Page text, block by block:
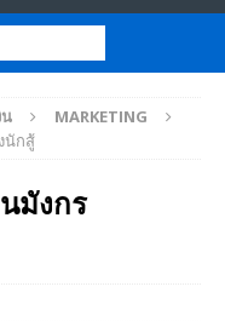
น
MARKETING
นักสู้
มังกร